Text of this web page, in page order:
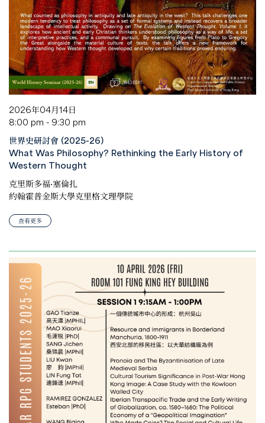
2026年04月14日
8:00 pm - 9:30 pm
世界史研討會 (2025-26)
What Was Philosophy? Rethinking the Early History of
Western Thought
克里斯多福·塞倫扎
約翰霍普金斯大學克里格文理學院
查看更多